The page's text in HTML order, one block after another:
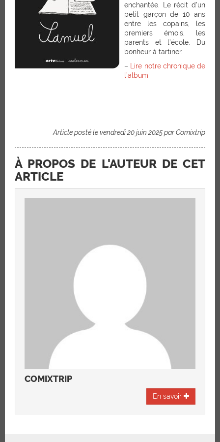
enchantée. Le récit d’un
petit garçon de 10 ans
entre les copains, les
premiers émois, les
parents et l’école. Du
bonheur à tartiner.
–
Lire notre chronique de
l’album
Article posté le vendredi 20 juin 2025 par Comixtrip
À PROPOS DE L'AUTEUR DE CET
ARTICLE
COMIXTRIP
En savoir